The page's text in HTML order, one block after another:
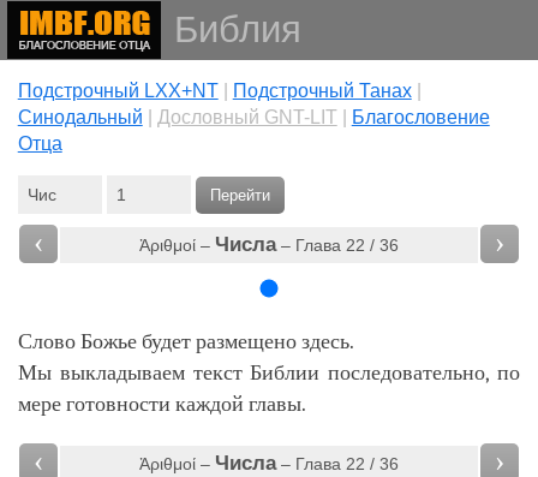
Библия
Подстрочный LXX+NT| Подстрочный Танах|
Cинодальный
Дословный GNT-LIT|
Благословение
Отца
Перейти
‹ Ἀριθμοί – Числа– Глава 22 / 36 ›
Слово Божье будет размещено здесь.
Мы выкладываем текст Библии последовательно, по
мере готовности каждой главы.
‹ Ἀριθμοί – Числа– Глава 22 / 36 ›